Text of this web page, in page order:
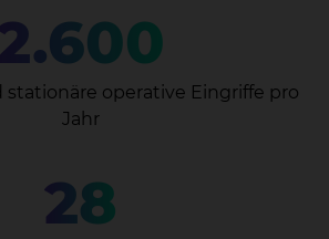
operative Eingriffe pro
Jahr
28